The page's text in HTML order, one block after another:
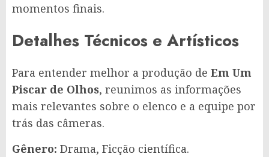
momentos finais.
Detalhes Técnicos e Artísticos
Para entender melhor a produção de Em Um
Piscar de Olhos, reunimos as informações
mais relevantes sobre o elenco e a equipe por
trás das câmeras.
Gênero: Drama, Ficção científica.